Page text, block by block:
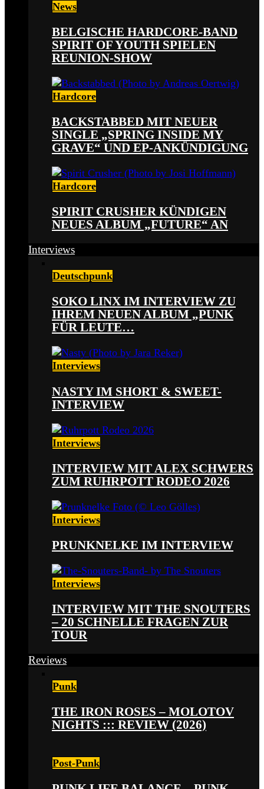
News
BELGISCHE HARDCORE-BAND
SPIRIT OF YOUTH SPIELEN
REUNION-SHOW
Hardcore
BACKSTABBED MIT NEUER
SINGLE „SPRING INSIDE MY
GRAVE“ UND EP-ANKÜNDIGUNG
Hardcore
SPIRIT CRUSHER KÜNDIGEN
NEUES ALBUM „FUTURE“ AN
Interviews
Deutschpunk
SOKO LINX IM INTERVIEW ZU
IHREM NEUEN ALBUM „PUNK
FÜR LEUTE…
Interviews
NASTY IM SHORT & SWEET-
INTERVIEW
Interviews
INTERVIEW MIT ALEX SCHWERS
ZUM RUHRPOTT RODEO 2026
Interviews
PRUNKNELKE IM INTERVIEW
Interviews
INTERVIEW MIT THE SNOUTERS
– 20 SCHNELLE FRAGEN ZUR
TOUR
Reviews
Punk
THE IRON ROSES – MOLOTOV
NIGHTS ::: REVIEW (2026)
Post-Punk